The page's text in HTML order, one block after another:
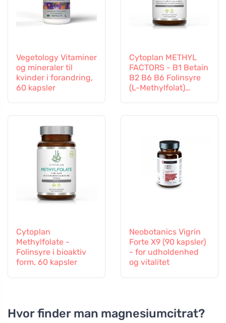
Vegetology Vitaminer
og mineraler til
kvinder i forandring,
60 kapsler
Cytoplan METHYL
FACTORS - B1 Betain
B2 B6 B6 Folinsyre
(L-Methylfolat)
Cytoplan
Methylfolate -
Folinsyre i bioaktiv
form, 60 kapsler
Neobotanics Vigrin
Forte X9 (90 kapsler)
- for udholdenhed
og vitalitet
Hvor finder man magnesiumcitrat?